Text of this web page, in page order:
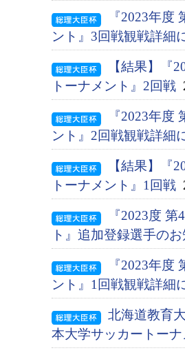
『2023年
ント』3回戦観戦詳細
【結果】『
トーナメント』2回戦
『2023年
ント』2回戦観戦詳細
【結果】『
トーナメント』1回戦
『2023度
ト』追加登録選手の
『2023年
ント』1回戦観戦詳細
北海道教育
本大学サッカートー